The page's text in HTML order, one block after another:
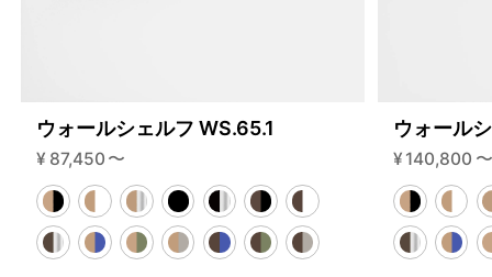
ウォールシェルフ WS.65.1
¥ 87,450 〜
ウォール
¥ 140,800 〜